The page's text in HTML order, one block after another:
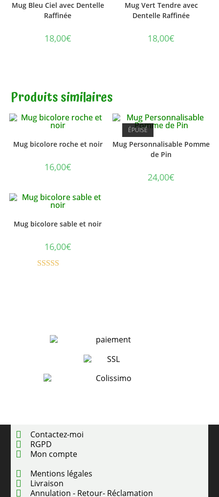
Mug Bleu Ciel avec Dentelle
Raffinée
18,00€
Mug Vert Tendre avec
Dentelle Raffinée
18,00€
Produits similaires
Mug bicolore roche et noir
16,00€
ÉPUISÉ
Mug Personnalisable Pomme
de Pin
24,00€
Mug bicolore sable et noir
16,00€
Contactez-moi
RGPD
Mon compte
Mentions légales
Livraison
Annulation - Retour- Réclamation